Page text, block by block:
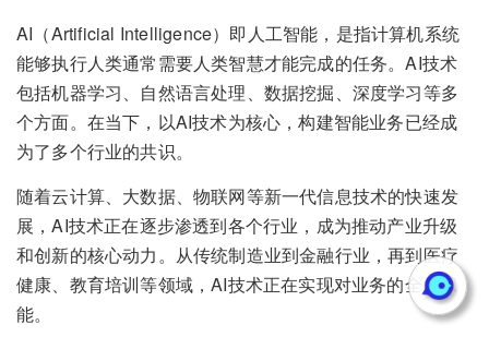
AI（Artificial Intelligence）即人工智能，是指计算机系统
能够执行人类通常需要人类智慧才能完成的任务。AI技术
包括机器学习、自然语言处理、数据挖掘、深度学习等多
个方面。在当下，以AI技术为核心，构建智能业务已经成
为了多个行业的共识。
随着云计算、大数据、物联网等新一代信息技术的快速发
展，AI技术正在逐步渗透到各个行业，成为推动产业升级
和创新的核心动力。从传统制造业到金融行业，再到医疗
健康、教育培训等领域，AI技术正在实现对业务的全面赋
能。